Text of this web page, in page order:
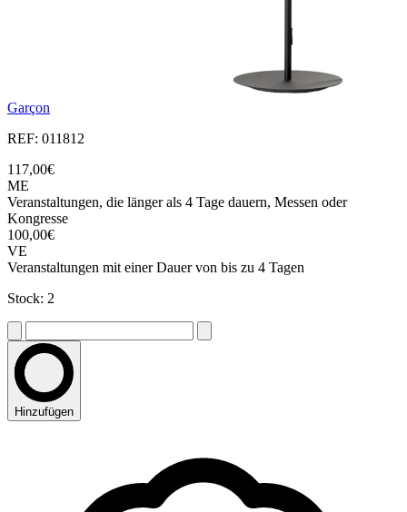
Garçon
REF: 011812
117,00€
ME
Veranstaltungen, die länger als 4 Tage dauern, Messen oder
Kongresse
100,00€
VE
Veranstaltungen mit einer Dauer von bis zu 4 Tagen
Stock: 2
Hinzufügen